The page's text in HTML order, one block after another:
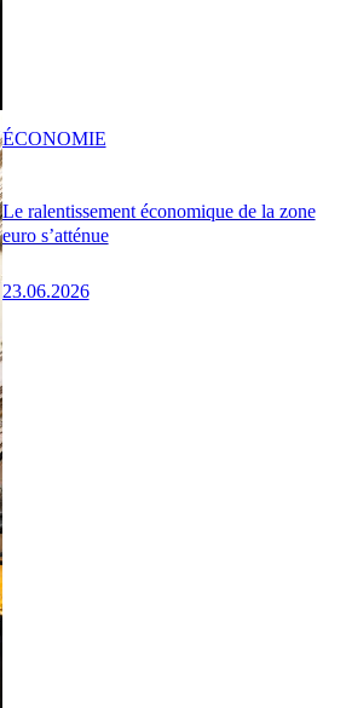
Le ralentissement économique de la zone
euro s’atténue
23.06.2026
ÉCONOMIE